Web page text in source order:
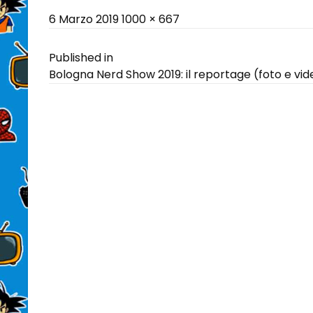
Posted
6 Marzo 2019Full
1000 × 667
Navigazione
articoli
Published in
Bologna Nerd Show 2019: il reportage (foto e